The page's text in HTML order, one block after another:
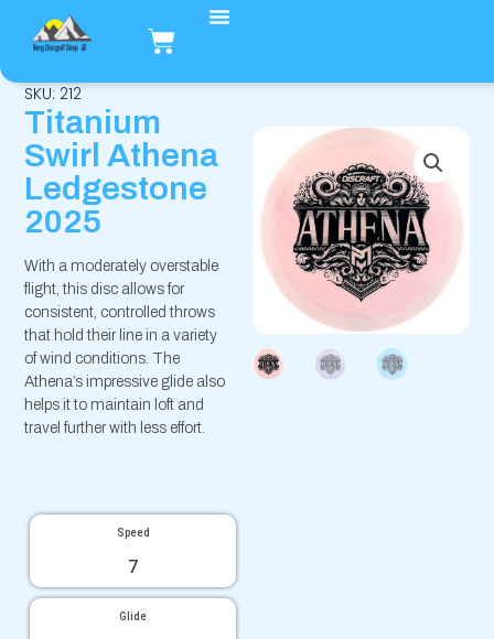
til
innholdet
Handlekurv
SKU: 212
Titanium
Swirl Athena
Ledgestone
2025
With a moderately overstable
flight, this disc allows for
consistent, controlled throws
that hold their line in a variety
of wind conditions. The
Athena’s impressive glide also
helps it to maintain loft and
travel further with less effort.
Speed
7
Glide